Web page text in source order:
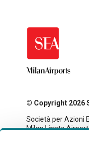
© Copyright 2026
Società per Azioni
Milan Linate